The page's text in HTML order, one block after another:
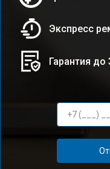
Экспресс
Гарантия до